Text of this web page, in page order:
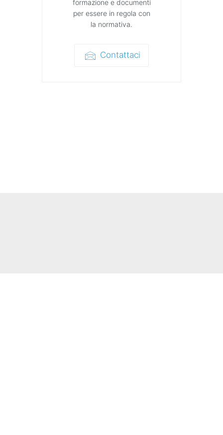
formazione e documenti
per essere in regola con
la normativa.
Contattaci